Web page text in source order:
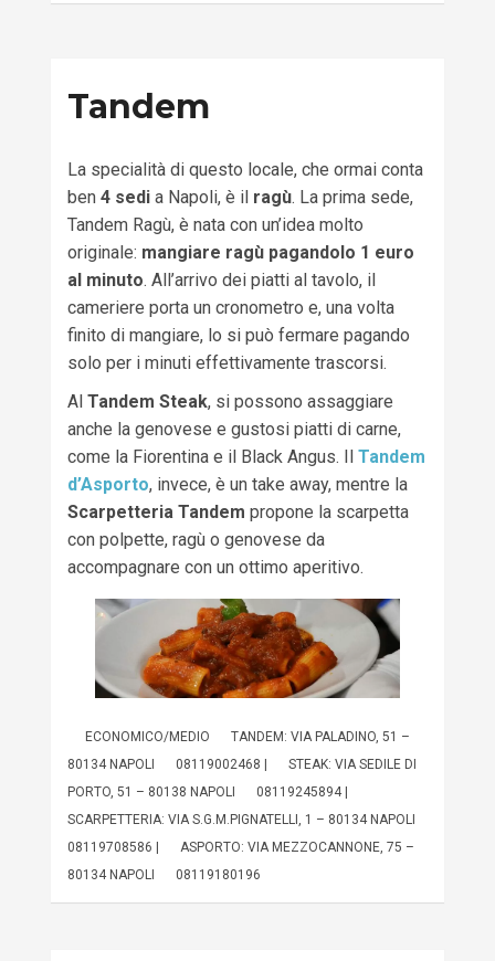
Tandem
La specialità di questo locale, che ormai conta
ben 4 sedia Napoli, è il ragù. La prima sede,
Tandem Ragù, è nata con un’idea molto
originale: mangiare ragù pagandolo 1 euro
al minuto. All’arrivo dei piatti al tavolo, il
cameriere porta un cronometro e, una volta
finito di mangiare, lo si può fermare pagando
solo per i minuti effettivamente trascorsi.
Al Tandem Steak, si possono assaggiare
anche la genovese e gustosi piatti di carne,
come la Fiorentina e il Black Angus. Il Tandem
d’Asporto, invece, è un take away, mentre la
Scarpetteria Tandem propone la scarpetta
con polpette, ragù o genovese da
accompagnare con un ottimo aperitivo.
ECONOMICO/MEDIO
TANDEM: VIA PALADINO, 51 –
80134 NAPOLI
08119002468 |
STEAK: VIA SEDILE DI
PORTO, 51 – 80138 NAPOLI
08119245894 |
SCARPETTERIA: VIA S.G.M.PIGNATELLI, 1 – 80134 NAPOLI
08119708586 |
ASPORTO: VIA MEZZOCANNONE, 75 –
80134 NAPOLI
08119180196